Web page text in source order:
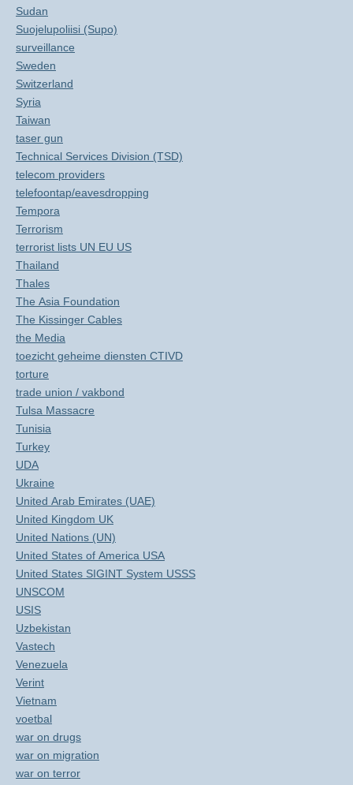
Sudan
Suojelupoliisi (Supo)
surveillance
Sweden
Switzerland
Syria
Taiwan
taser gun
Technical Services Division (TSD)
telecom providers
telefoontap/eavesdropping
Tempora
Terrorism
terrorist lists UN EU US
Thailand
Thales
The Asia Foundation
The Kissinger Cables
the Media
toezicht geheime diensten CTIVD
torture
trade union / vakbond
Tulsa Massacre
Tunisia
Turkey
UDA
Ukraine
United Arab Emirates (UAE)
United Kingdom UK
United Nations (UN)
United States of America USA
United States SIGINT System USSS
UNSCOM
USIS
Uzbekistan
Vastech
Venezuela
Verint
Vietnam
voetbal
war on drugs
war on migration
war on terror